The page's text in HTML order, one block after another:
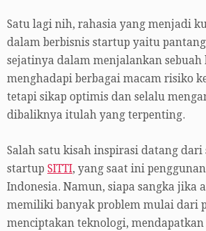
Satu lagi nih, rahasia yang menjadi
dalam berbisnis startup yaitu
sejatinya dalam menjalankan sebuah
menghadapi berbagai macam risiko
tetapi sikap optimis dan selalu
dibaliknya itulah yang terpenting.
Salah satu kisah inspirasi datang dari
startup SITTI, yang saat ini
Indonesia. Namun, siapa sangka jika
memiliki banyak problem mulai dari
menciptakan teknologi,